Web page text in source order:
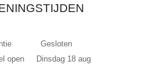
Gesloten
open Dinsdag 18 aug